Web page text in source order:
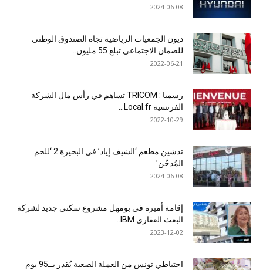
2024-06-08
ديون الجمعيات الرياضية تجاه الصندوق الوطني
للضمان الاجتماعي تبلغ 55 مليون...
2022-06-21
رسميا : TRICOM تساهم في رأس مال الشركة
الفرنسية Local.fr...
2022-10-29
تدشين مطعم ‘الشيف إياد’ في البحيرة 2 ‘للحم
المُدخّن’
2024-06-08
إقامة أميرة في بومهل مشروع سكني جديد لشركة
البعث العقاري IBM...
2023-12-02
احتياطي تونس من العملة الصعبة يُقدر بــ95 يوم